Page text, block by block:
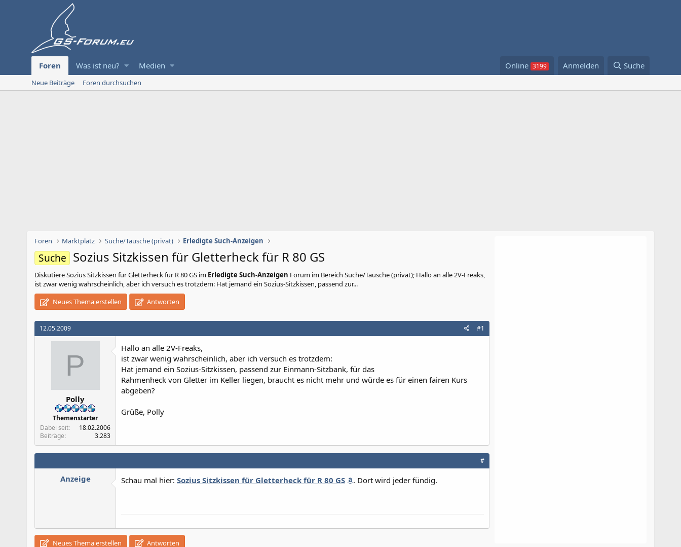
Foren Was ist neu? Medien Online Anmelden Suche
Neue Beiträge Foren durchsuchen
Foren Marktplatz Suche/Tausche (privat) Erledigte Such-Anzeigen
Suche Sozius Sitzkissen für Gletterheck für R 80 GS
DiskutiereSozius Sitzkissen für Gletterheck für R 80 GS im Erledigte Such-Anzeigen Forum im Bereich Suche/Tausche (privat); Hallo an alle 2V-Freaks,
ist zwar wenig wahrscheinlich, aber ich versuch es trotzdem: Hat jemand ein Sozius-Sitzkissen, passend zur...
Neues Thema erstellen
Antworten
12.05.2009 #1
P
Polly
Themenstarter
Dabei seit
18.02.2006
Beiträge
3.283
Hallo an alle 2V-Freaks,
ist zwar wenig wahrscheinlich, aber ich versuch es trotzdem:
Hat jemand ein Sozius-Sitzkissen, passend zur Einmann-Sitzbank, für das
Rahmenheck von Gletter im Keller liegen, braucht es nicht mehr und würde es für einen fairen Kurs
abgeben?
Grüße, Polly
#
Anzeige Schau mal hier: Sozius Sitzkissen für Gletterheck für R 80 GS . Dort wird jeder fündig.
Neues Thema erstellen Antworten